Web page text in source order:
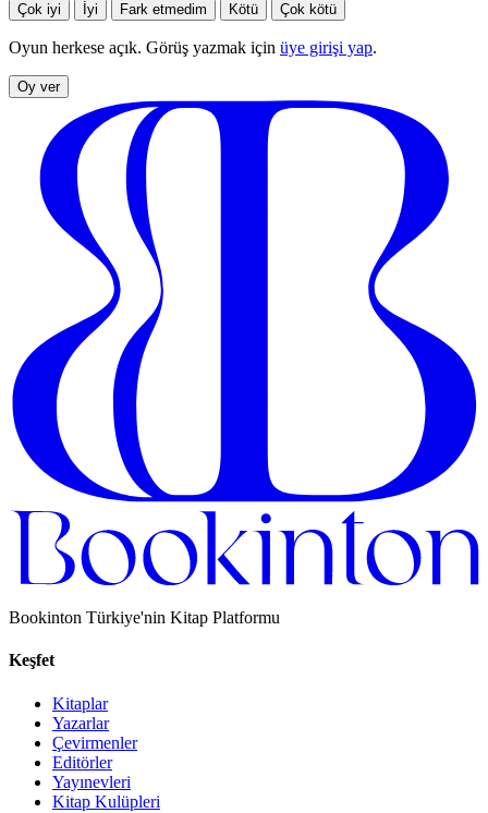
Çok iyi İyi Fark etmedim Kötü Çok kötü
Oyun herkese açık. Görüş yazmak için üye girişi yap.
Oy ver
Bookinton Türkiye'nin Kitap Platformu
Keşfet
Kitaplar
Yazarlar
Çevirmenler
Editörler
Yayınevleri
Kitap Kulüpleri